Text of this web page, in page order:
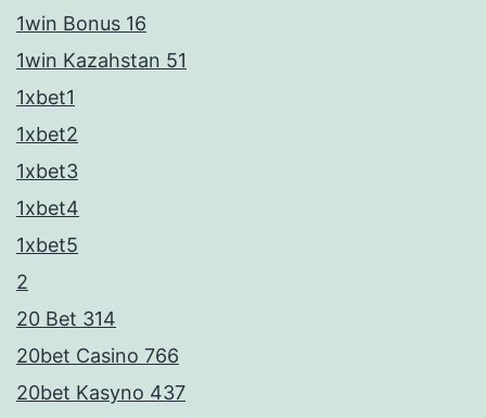
1win Bonus 16
1win Kazahstan 51
1xbet1
1xbet2
1xbet3
1xbet4
1xbet5
2
20 Bet 314
20bet Casino 766
20bet Kasyno 437